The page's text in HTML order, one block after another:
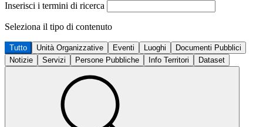
Inserisci i termini di ricerca
Seleziona il tipo di contenuto
Tutto Unità Organizzative Eventi Luoghi
Documenti Pubblici
Notizie
Servizi Persone Pubbliche Info Territori Dataset